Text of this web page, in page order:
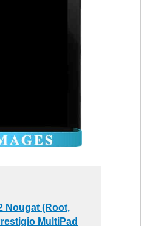
Nougat (Root,
MultiPad